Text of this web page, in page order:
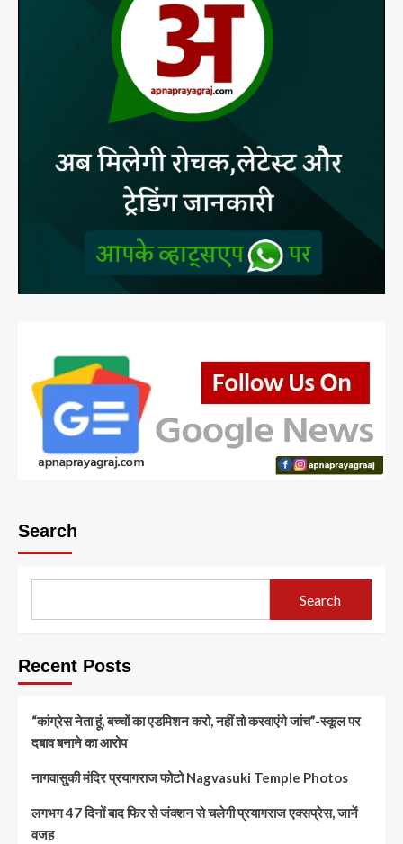
Search
Search
Recent Posts
“कांग्रेस नेता हूं, बच्चों का एडमिशन करो, नहीं तो करवाएंगे जांच”-स्कूल पर
दबाव बनाने का आरोप
नागवासुकी मंदिर प्रयागराज फोटो Nagvasuki Temple Photos
लगभग 47 दिनों बाद फिर से जंक्शन से चलेगी प्रयागराज एक्सप्रेस, जानें
वजह